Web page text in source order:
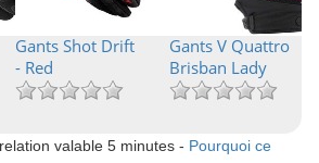
Gants Shot Drift
- Red
Gants V Quattro
Brisban Lady
valable 5 minutes - Pourquoi ce